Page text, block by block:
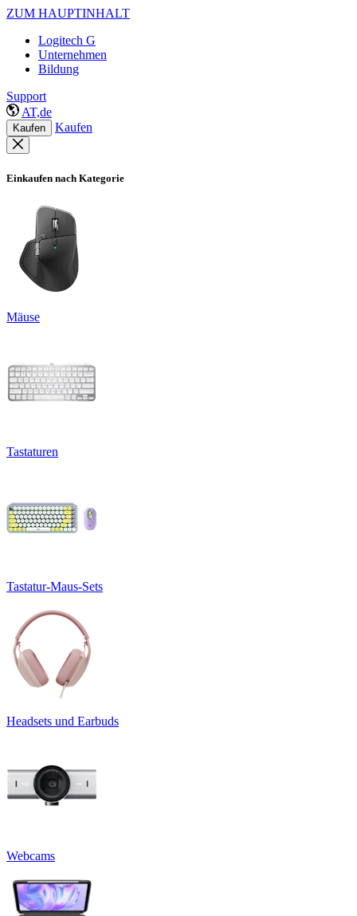
ZUM HAUPTINHALT
Logitech G
Unternehmen
Bildung
Support
AT,de
Kaufen Kaufen
Einkaufen nach Kategorie
Mäuse
Tastaturen
Tastatur-Maus-Sets
Headsets und Earbuds
Webcams